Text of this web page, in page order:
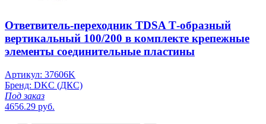
Ответвитель-переходник TDSA Т-образный
вертикальный 100/200 в комплекте крепежные
элементы соединительные пластины
Артикул: 37606K
Бренд: DKC (ДКС)
Под заказ
4656.29 руб.